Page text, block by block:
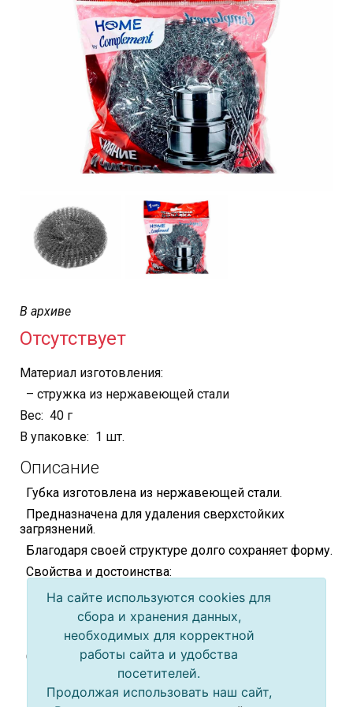
В архиве
Отсутствует
Материал изготовления:
– стружка из нержавеющей стали
Вес: 40 г
В упаковке: 1 шт.
Описание
Губка изготовлена из нержавеющей стали.
Предназначена для удаления сверхстойких
загрязнений.
Благодаря своей структуре долго сохраняет форму.
Свойства и достоинства:
– не ржавеет
– хорошо промывается водой
– долго служит
Сфера применения:
– для уборки
На сайте используются cookies для
сбора и хранения данных,
необходимых для корректной
работы сайта и удобства
посетителей.
Продолжая использовать наш сайт,